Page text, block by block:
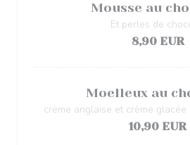
Mousse au
Et perles de
8,90 EUR
Moelleux au
crème anglaise et crème
10,90 EUR